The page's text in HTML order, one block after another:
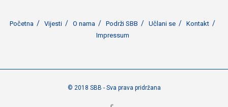
Početna Vijesti O nama Podrži SBB Učlani se
Kontakt
Impressum
© 2018 SBB - Sva prava pridržana